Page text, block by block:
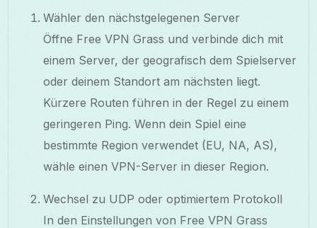
Wähler den nächstgelegenen Server
Öffne Free VPN Grass und verbinde dich mit
einem Server, der geografisch dem Spielserver
oder deinem Standort am nächsten liegt.
Kürzere Routen führen in der Regel zu einem
geringeren Ping. Wenn dein Spiel eine
bestimmte Region verwendet (EU, NA, AS),
wähle einen VPN-Server in dieser Region.
Wechsel zu UDP oder optimiertem Protokoll
In den Einstellungen von Free VPN Grass